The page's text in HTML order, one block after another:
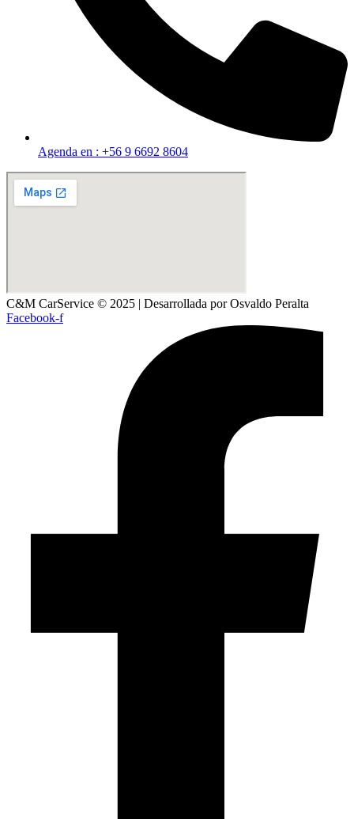
Agenda en : +56 9 6692 8604
C&M CarService © 2025 | Desarrollada por Osvaldo Peralta
Facebook-f